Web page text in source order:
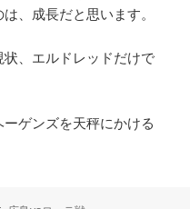
、成長だと思います。
、エルドレッドだけで
ゲンズを天秤にかける